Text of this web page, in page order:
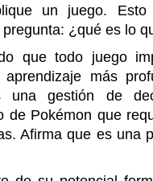
un juego.
¿qué es lo
que todo juego
más
una gestión de
de Pokémon que
Afirma que es una